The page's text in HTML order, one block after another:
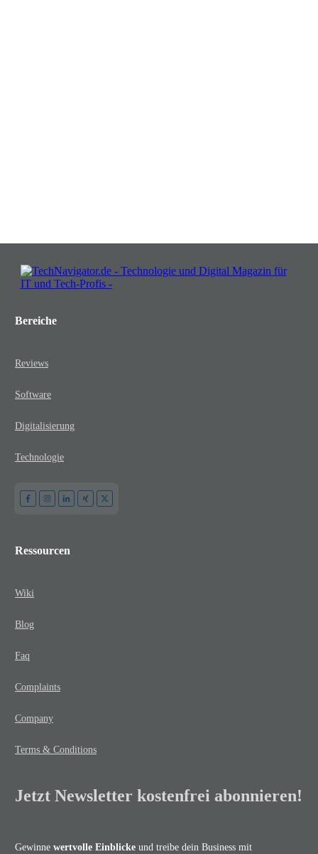
Bereiche
Reviews
Software
Digitalisierung
Technologie
Ressourcen
Wiki
Blog
Faq
Complaints
Company
Terms & Conditions
Jetzt Newsletter kostenfrei abonnieren!
Gewinne wertvolle Einblicke und treibe dein Business mit